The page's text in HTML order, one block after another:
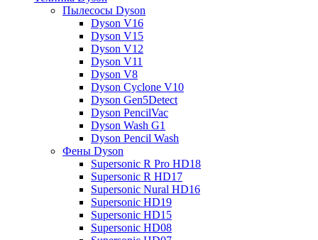
Пылесосы Dyson
Dyson V16
Dyson V15
Dyson V12
Dyson V11
Dyson V8
Dyson Cyclone V10
Dyson Gen5Detect
Dyson PencilVac
Dyson Wash G1
Dyson Pencil Wash
Фены Dyson
Supersonic R Pro HD18
Supersonic R HD17
Supersonic Nural HD16
Supersonic HD19
Supersonic HD15
Supersonic HD08